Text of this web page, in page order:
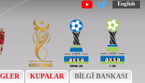
English
KUPALAR BİLGİ BANKASI